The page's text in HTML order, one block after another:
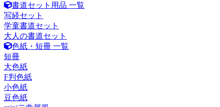
書道セット用品 一覧
写経セット
学童書道セット
大人の書道セット
色紙・短冊 一覧
短冊
大色紙
F判色紙
小色紙
豆色紙